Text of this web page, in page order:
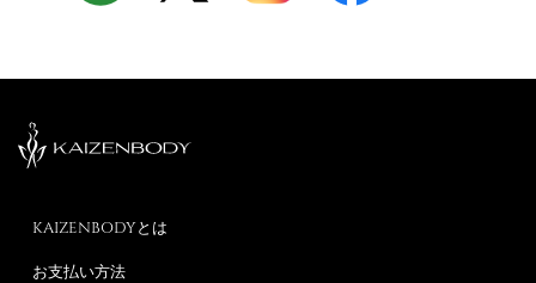
KAIZENBODYとは
お支払い方法